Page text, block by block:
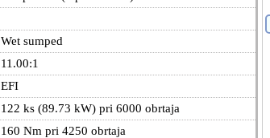
Wet sumped
11.00:1
EFI
122 ks (89.73 kW) pri 6000 obrtaja
160 Nm pri 4250 obrtaja